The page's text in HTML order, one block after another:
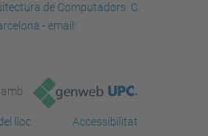
de Computadors. C.
- email:
lloc
Accessibilitat